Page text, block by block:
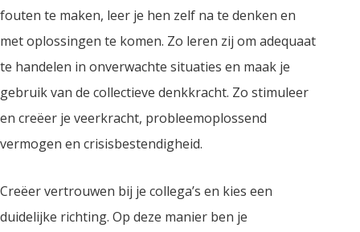
fouten te maken, leer je hen zelf na te denken en
met oplossingen te komen. Zo leren zij om adequaat
te handelen in onverwachte situaties en maak je
gebruik van de collectieve denkkracht. Zo stimuleer
en creëer je veerkracht, probleemoplossend
vermogen en crisisbestendigheid.
Creëer vertrouwen bij je collega’s en kies een
duidelijke richting. Op deze manier ben je